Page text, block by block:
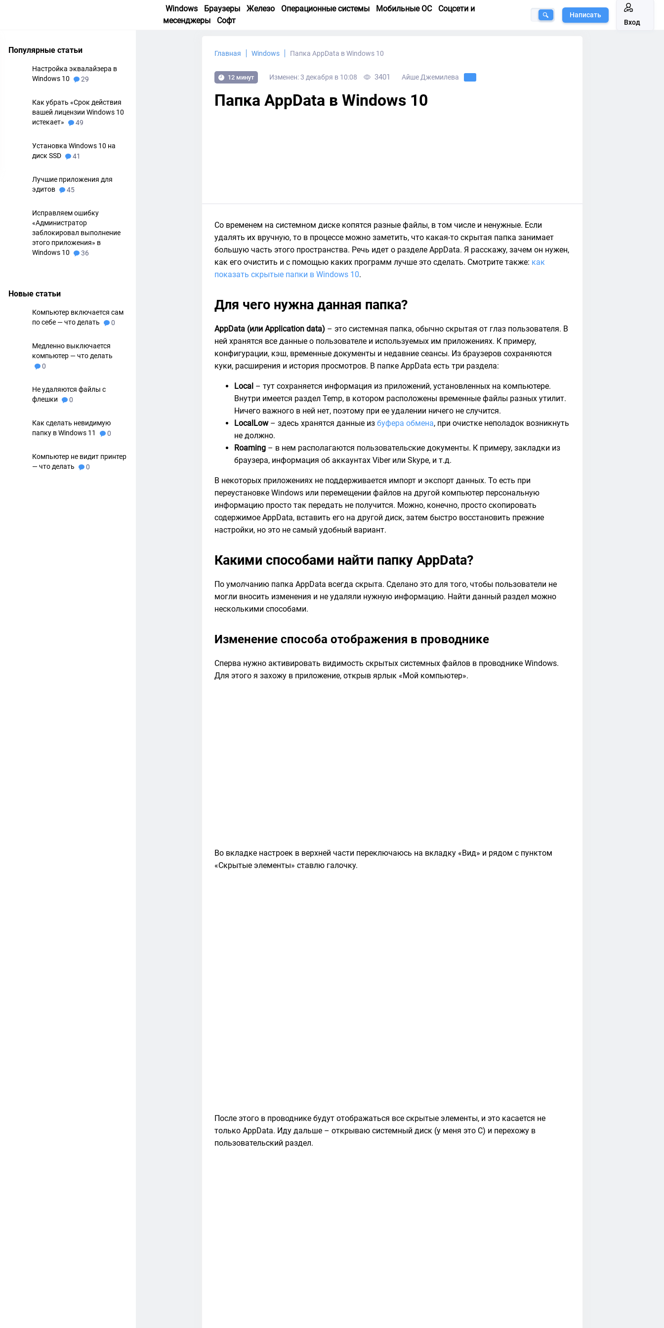
Windows Браузеры Железо Операционные системы Мобильные ОС
Соцсети и
месенджеры
Софт
Написать
Вход
Популярные статьи
Настройка эквалайзера в
Windows 10
29
Как убрать «Срок действия
вашей лицензии Windows 10
истекает»
49
Установка Windows 10 на
диск SSD
41
Лучшие приложения для
эдитов
45
Исправляем ошибку
«Администратор
заблокировал выполнение
этого приложения» в
Windows 10
36
Новые статьи
Компьютер включается сам
по себе — что делать
0
Медленно выключается
компьютер — что делать
0
Не удаляются файлы с
флешки
0
Как сделать невидимую
папку в Windows 11
0
Компьютер не видит принтер
— что делать
0
Главная Windows Папка AppData в Windows 10
12 минут Изменен: 3 декабря в 10:08 3401 Айше Джемилева
Папка AppData в Windows 10
Со временем на системном диске копятся разные файлы, в том числе и ненужные. Если
удалять их вручную, то в процессе можно заметить, что какая-то скрытая папка занимает
большую часть этого пространства. Речь идет о разделе AppData. Я расскажу, зачем он нужен,
как его очистить и с помощью каких программ лучше это сделать. Смотрите также: как
показать скрытые папки в Windows 10.
Для чего нужна данная папка?
AppData (или Application data) – это системная папка, обычно скрытая от глаз пользователя. В
ней хранятся все данные о пользователе и используемых им приложениях. К примеру,
конфигурации, кэш, временные документы и недавние сеансы. Из браузеров сохраняются
куки, расширения и история просмотров. В папке AppData есть три раздела:
Local – тут сохраняется информация из приложений, установленных на компьютере.
Внутри имеется раздел Temp, в котором расположены временные файлы разных утилит.
Ничего важного в ней нет, поэтому при ее удалении ничего не случится.
LocalLow– здесь хранятся данные избуфера обмена, при очистке неполадок возникнуть
не должно.
Roaming – в нем располагаются пользовательские документы. К примеру, закладки из
браузера, информация об аккаунтах Viber или Skype, и т.д.
В некоторых приложениях не поддерживается импорт и экспорт данных. То есть при
переустановке Windows или перемещении файлов на другой компьютер персональную
информацию просто так передать не получится. Можно, конечно, просто скопировать
содержимое AppData, вставить его на другой диск, затем быстро восстановить прежние
настройки, но это не самый удобный вариант.
Какими способами найти папку AppData?
По умолчанию папка AppData всегда скрыта. Сделано это для того, чтобы пользователи не
могли вносить изменения и не удаляли нужную информацию. Найти данный раздел можно
несколькими способами.
Изменение способа отображения в проводнике
Сперва нужно активировать видимость скрытых системных файлов в проводнике Windows.
Для этого я захожу в приложение, открыв ярлык «Мой компьютер».
Во вкладке настроек в верхней части переключаюсь на вкладку «Вид» и рядом с пунктом
«Скрытые элементы» ставлю галочку.
После этого в проводнике будут отображаться все скрытые элементы, и это касается не
только AppData. Иду дальше – открываю системный диск (у меня это C) и перехожу в
пользовательский раздел.